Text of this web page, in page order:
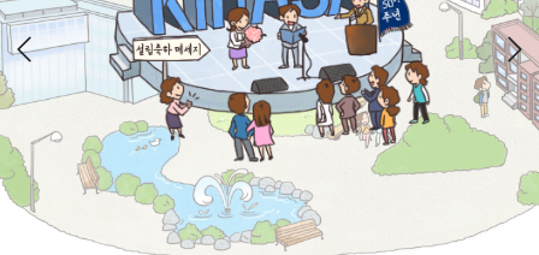
기록물 아카이브
사진 아카이브 문서 기록물 행정박물 영상 기록물
50+1 주년 기념
성과 50선 숫자로 보는 50년 50
주년 광장
세계와 함께 한 KIHASA